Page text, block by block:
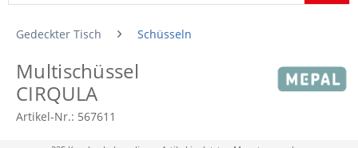
Gedeckter Tisch Schüsseln
Multischüssel
CIRQULA
Artikel-Nr.: 567611